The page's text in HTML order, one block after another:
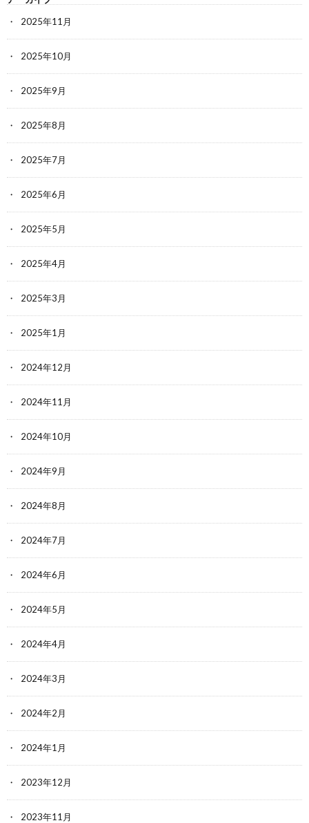
2025年11月
2025年10月
2025年9月
2025年8月
2025年7月
2025年6月
2025年5月
2025年4月
2025年3月
2025年1月
2024年12月
2024年11月
2024年10月
2024年9月
2024年8月
2024年7月
2024年6月
2024年5月
2024年4月
2024年3月
2024年2月
2024年1月
2023年12月
2023年11月